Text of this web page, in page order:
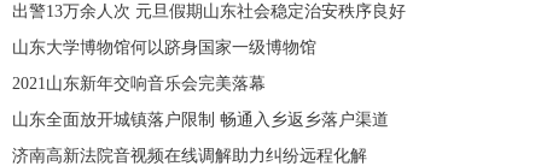
出警13万余人次 元旦假期山东社会稳定治安秩序良好
山东大学博物馆何以跻身国家一级博物馆
2021山东新年交响音乐会完美落幕
山东全面放开城镇落户限制 畅通入乡返乡落户渠道
济南高新法院音视频在线调解助力纠纷远程化解